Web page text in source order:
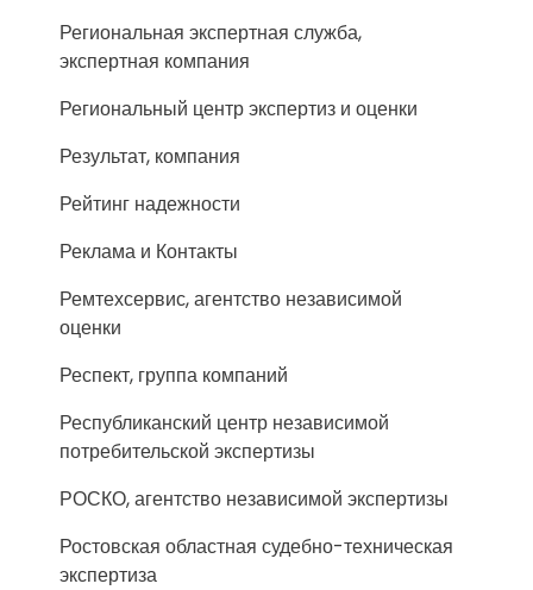
Региональная экспертная служба,
экспертная компания
Региональный центр экспертиз и оценки
Результат, компания
Рейтинг надежности
Реклама и Контакты
Ремтехсервис, агентство независимой
оценки
Респект, группа компаний
Республиканский центр независимой
потребительской экспертизы
РОСКО, агентство независимой экспертизы
Ростовская областная судебно-техническая
экспертиза